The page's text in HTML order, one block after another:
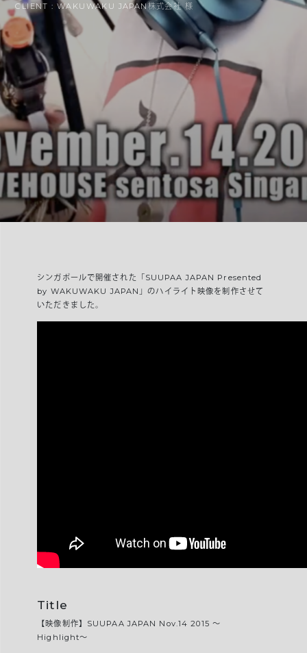
CLIENT : WAKUWAKU JAPAN株式会社 様
シンガポールで開催された「SUUPAA JAPAN Presented
by WAKUWAKU JAPAN」のハイライト映像を制作させて
いただきました。
Title
【映像制作】SUUPAA JAPAN Nov.14 2015 〜
Highlight〜